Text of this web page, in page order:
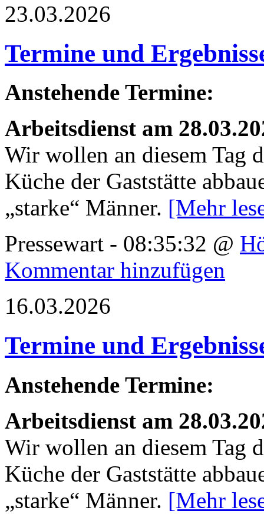
23.03.2026
Termine und
Anstehende Termine:
Arbeitsdienst am
Wir wollen an diesem Tag
Küche der Gaststätte
„starke“ Männer. [Mehr
Pressewart - 08:35:32 @
Kommentar hinzufügen
16.03.2026
Termine und
Anstehende Termine:
Arbeitsdienst am
Wir wollen an diesem Tag
Küche der Gaststätte
„starke“ Männer. [Mehr